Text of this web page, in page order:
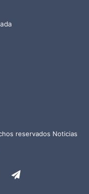
reservados Noticias
Telegram